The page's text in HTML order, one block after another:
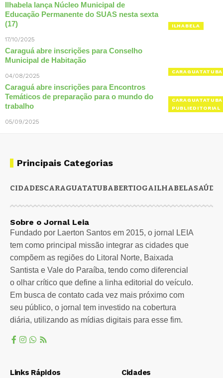
ILHABELA
Ilhabela lança Núcleo Municipal de
Educação Permanente do SUAS nesta sexta
(17)
17/10/2025
CARAGUATATUBA
Caraguá abre inscrições para Conselho
Municipal de Habitação
04/08/2025
CARAGUATATUBA
PUBLIEDITORIAL
Caraguá abre inscrições para Encontros
Temáticos de preparação para o mundo do
trabalho
05/09/2025
Principais Categorias
CIDADESCARAGUATATUBABERTIOGAILHABELASAÚDE
Sobre o Jornal Leia
Fundado por Laerton Santos em 2015, o jornal LEIA
tem como principal missão integrar as cidades que
compõem as regiões do Litoral Norte, Baixada
Santista e Vale do Paraíba, tendo como diferencial
o olhar crítico que define a linha editorial do veículo.
Em busca de contato cada vez mais próximo com
seu público, o jornal tem investido na cobertura
diária, utilizando as mídias digitais para esse fim.
Links Rápidos Cidades